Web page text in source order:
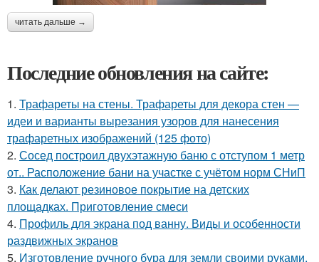
читать дальше →
Последние обновления на сайте:
1. Трафареты на стены. Трафареты для декора стен —
идеи и варианты вырезания узоров для нанесения
трафаретных изображений (125 фото)
2. Сосед построил двухэтажную баню с отступом 1 метр
от.. Расположение бани на участке с учётом норм СНиП
3. Как делают резиновое покрытие на детских
площадках. Приготовление смеси
4. Профиль для экрана под ванну. Виды и особенности
раздвижных экранов
5. Изготовление ручного бура для земли своими руками.